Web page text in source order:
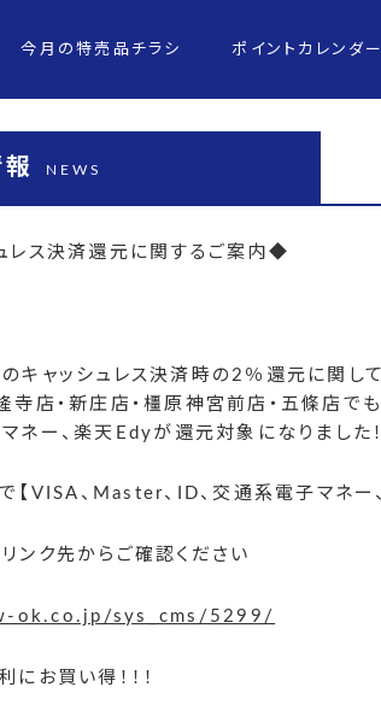
今月の特売品チラシ ポイントカレンダー
NEWS
レス決済還元に関するご案内◆
キャッシュレス決済時の2％還元に関して
寺店・新庄店・橿原神宮前店・五條店でも
ネー、楽天Edyが還元対象になりました！
【VISA、Master、ID、交通系電子マネー
ンク先からご確認ください
ok.co.jp/sys_cms/5299/
にお買い得！！！